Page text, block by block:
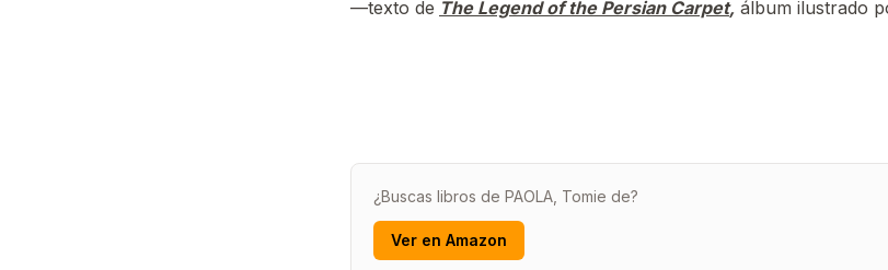
—texto de The Legend of the Persian Carpet, álbum ilustrado
¿Buscas libros de PAOLA, Tomie de?
Ver en Amazon